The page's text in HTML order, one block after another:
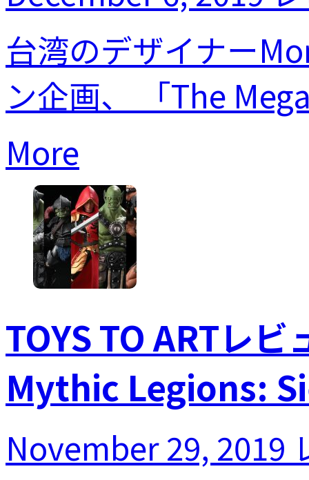
台湾のデザイナー
ン企画、 「The
More
TOYS TO ARTレ
Mythic Legions:
November 29, 2019